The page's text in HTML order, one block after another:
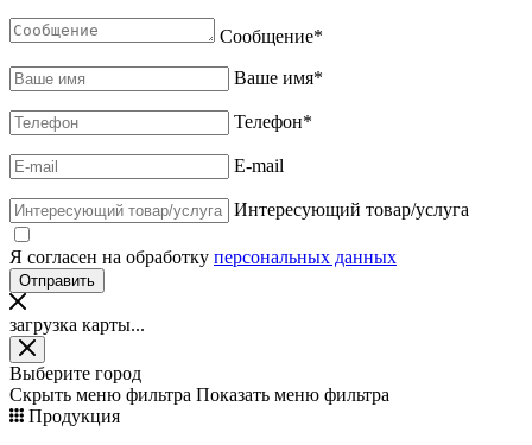
Сообщение*
Ваше имя*
Телефон*
E-mail
Интересующий товар/услуга
Я согласен на обработку персональных данных
загрузка карты...
Выберите город
Скрыть меню фильтра Показать меню фильтра
Продукция